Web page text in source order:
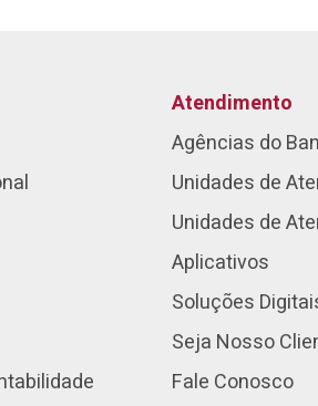
Atendimento
Agências do
Unidades de
Unidades de
Aplicativos
Soluções
Seja Nosso
Fale Conosco